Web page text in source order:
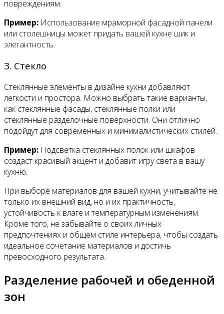
повреждениям.
Пример: Использование мраморной фасадной панели
или столешницы может придать вашей кухне шик и
элегантность.
3. Стекло
Стеклянные элементы в дизайне кухни добавляют
легкости и простора. Можно выбрать такие варианты,
как стеклянные фасады, стеклянные полки или
стеклянные разделочные поверхности. Они отлично
подойдут для современных и минималистических стилей.
Пример: Подсветка стеклянных полок или шкафов
создаст красивый акцент и добавит игру света в вашу
кухню.
При выборе материалов для вашей кухни, учитывайте не
только их внешний вид, но и их практичность,
устойчивость к влаге и температурным изменениям.
Кроме того, не забывайте о своих личных
предпочтениях и общем стиле интерьера, чтобы создать
идеальное сочетание материалов и достичь
превосходного результата.
Разделение рабочей и обеденной
зон